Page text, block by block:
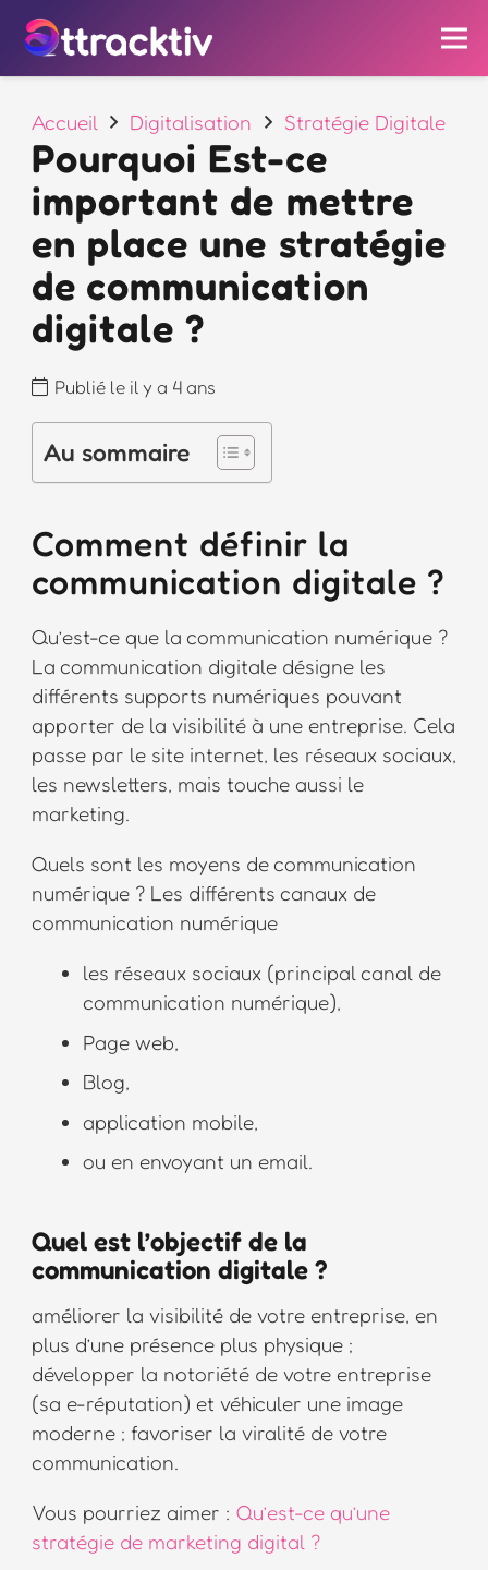
Accueil Digitalisation Stratégie Digitale
Pourquoi Est-ce
important de mettre
en place une stratégie
de communication
digitale ?
Publié le il y a 4 ans
Au sommaire
Comment définir la
communication digitale ?
Qu’est-ce que la communication numérique ?
La communication digitale désigne les
différents supports numériques pouvant
apporter de la visibilité à une entreprise. Cela
passe par le site internet, les réseaux sociaux,
les newsletters, mais touche aussi le
marketing.
Quels sont les moyens de communication
numérique ? Les différents canaux de
communication numérique
les réseaux sociaux (principal canal de
communication numérique),
Page web,
Blog,
application mobile,
ou en envoyant un email.
Quel est l’objectif de la
communication digitale ?
améliorer la visibilité de votre entreprise, en
plus d’une présence plus physique ;
développer la notoriété de votre entreprise
(sa e-réputation) et véhiculer une image
moderne ; favoriser la viralité de votre
communication.
Vous pourriez aimer : Qu’est-ce qu’une
stratégie de marketing digital ?